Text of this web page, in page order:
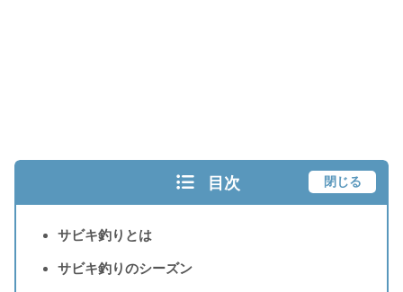
目次 閉じる
サビキ釣りとは
サビキ釣りのシーズン